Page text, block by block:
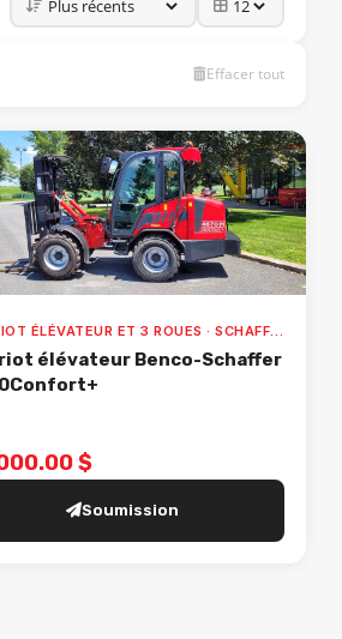
Effacer tout
CHARIOT ÉLÉVATEUR ET 3 ROUES · SCHAFFER · 4670 CONFORT+
élévateur Benco-Schaffer
$
Soumission